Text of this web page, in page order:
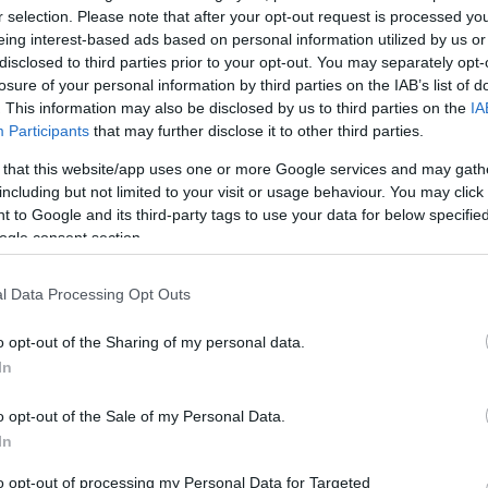
selection. Please note that after your opt-out request is processed
interest-based ads based on personal information utilized by us
to third parties prior to your opt-out. You may separately
of your personal information by third parties on the IAB’s list of
This information may also be disclosed by us to third parties on the
Participants that may further disclose it to other third parties.
that this website/app uses one or more Google services and may
but not limited to your visit or usage behaviour. You may
to Google and its third-party tags to use your data for below
consent section.
Data Processing Opt Outs
opt-out of the Sharing of my personal data.
opt-out of the Sale of my Personal Data.
opt-out of processing my Personal Data for Targeted
élő
Az Operettszínház volt igazgatója és művészeti
vezetője munkaügyi és polgári perrel is fenyeget.
Átriumban
közepéig várja a nézőket.